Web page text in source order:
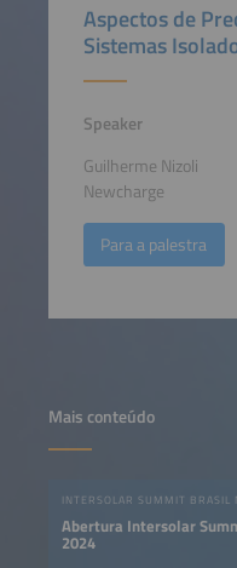
Aspectos de
Sistemas
Speaker
Guilherme Nizoli
Newcharge
Para a palestra
Mais conteúdo
INTERSOLAR SUMMIT BRASIL
Abertura Intersolar
2024